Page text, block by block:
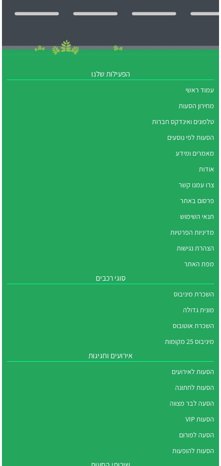
הפעילות שלנו
עמוד ראשי
מחירון הסעות
טלפונים ואינדקס חברות
הסעות לפי נוסעים
מאמרים ומידע
אודות
צרו עמנו קשר
פרסום באתר
תנאי השימוש
מדיניות הפרטיות
הצהרת נגישות
מפת האתר
סוגי רכבים
השכרת מיניבוס
מונית גדולה
השכרת אוטובוס
מיניבוס 25 מקומות
אירועים וחגיגות
הסעות לאירועים
הסעות לחתונה
הסעה לבר מצווה
הסעות VIP
הסעה לפורום
הסעות להופעות